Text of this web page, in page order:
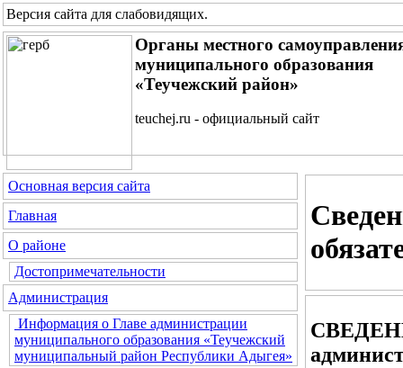
Версия сайта для слабовидящих.
Органы местного
муниципального образования
«Теучежский район»
teuchej.ru - официальный сайт
Основная версия сайта
Главная
О районе
Достопримечательности
Администрация
Информация о Главе администрации
муниципального образования «Теучежский
муниципальный район Республики Адыгея»